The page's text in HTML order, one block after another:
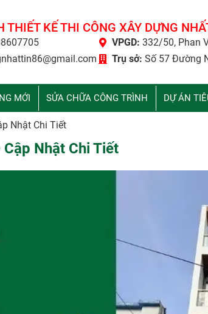
THIẾT KẾ THI CÔNG XÂY DỰNG
VPGD: 332/50, Phan
Trụ sở: Số 57 Đường
MỚI SỬA CHỮA CÔNG TRÌNH DỰ ÁN
Nhật Chi Tiết
Cập Nhật Chi Tiết